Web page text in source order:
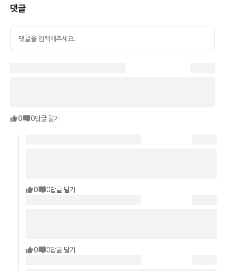
댓글
댓글을 입력해주세요.
0 0답글 달기
0 0답글 달기
0 0답글 달기